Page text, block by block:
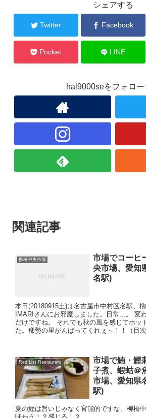
シェアする
Twitter Facebook
Pocket LINE
hal9000seをフォロー
関連記事
柳橋中央市場
市場でコーヒ
央市場、愛知
名駅)
本日(20180915土)は名古屋市中村区名駅、
IMARIさんにお邪魔しました。日常…。 変
だけですね。 それでも秋の風を感じてホッ
た。稀勢の里がんばってくれぇ～！！（目
Red List Restaurant
市場で鮪・鰹
子煮、蝦蛄＠
市場、愛知県
駅)
夏の鰹は旨いじゃなく官能的ですな。柳橋